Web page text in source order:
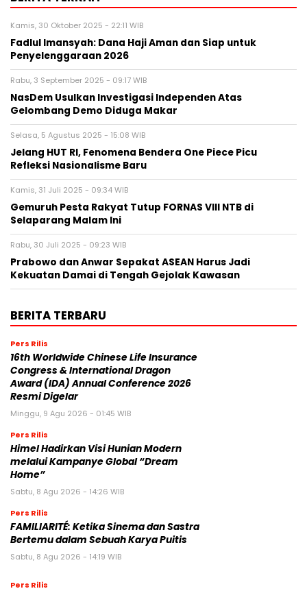
Kamis, 30 Oktober 2025 - 22:11 WIB
Fadlul Imansyah: Dana Haji Aman dan Siap untuk
Penyelenggaraan 2026
Rabu, 3 September 2025 - 09:17 WIB
NasDem Usulkan Investigasi Independen Atas
Gelombang Demo Diduga Makar
Selasa, 5 Agustus 2025 - 15:08 WIB
Jelang HUT RI, Fenomena Bendera One Piece Picu
Refleksi Nasionalisme Baru
Kamis, 31 Juli 2025 - 09:34 WIB
Gemuruh Pesta Rakyat Tutup FORNAS VIII NTB di
Selaparang Malam Ini
Rabu, 30 Juli 2025 - 09:23 WIB
Prabowo dan Anwar Sepakat ASEAN Harus Jadi
Kekuatan Damai di Tengah Gejolak Kawasan
BERITA TERBARU
Pers Rilis
16th Worldwide Chinese Life Insurance
Congress & International Dragon
Award (IDA) Annual Conference 2026
Resmi Digelar
Minggu, 9 Agu 2026 - 01:45 WIB
Pers Rilis
Himel Hadirkan Visi Hunian Modern
melalui Kampanye Global “Dream
Home”
Sabtu, 8 Agu 2026 - 14:26 WIB
Pers Rilis
FAMILIARITÉ: Ketika Sinema dan Sastra
Bertemu dalam Sebuah Karya Puitis
Sabtu, 8 Agu 2026 - 14:19 WIB
Pers Rilis